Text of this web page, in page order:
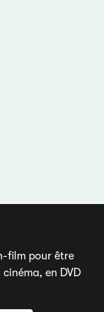
film pour être
en DVD